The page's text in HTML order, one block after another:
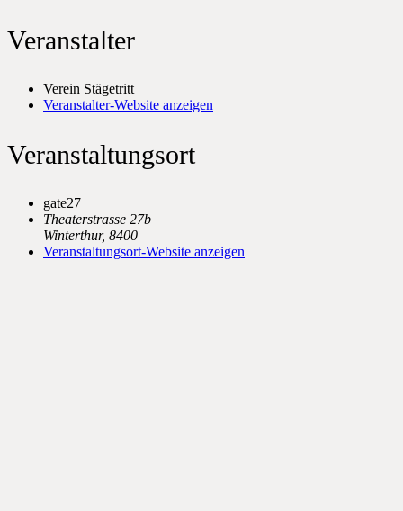
Veranstalter
Verein Stägetritt
Veranstalter-Website anzeigen
Veranstaltungsort
gate27
Theaterstrasse 27b
Winterthur, 8400
Veranstaltungsort-Website anzeigen